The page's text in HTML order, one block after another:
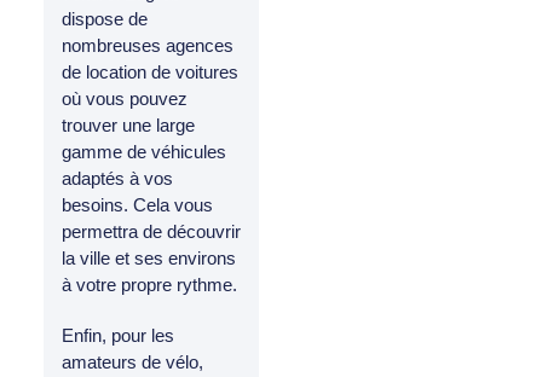
dispose de
nombreuses agences
de location de voitures
où vous pouvez
trouver une large
gamme de véhicules
adaptés à vos
besoins. Cela vous
permettra de découvrir
la ville et ses environs
à votre propre rythme.
Enfin, pour les
amateurs de vélo,